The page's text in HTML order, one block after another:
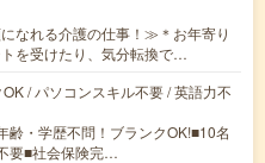
なれる介護の仕事！≫＊お年寄り
を受けたり、気分転換で…
/ パソコンスキル不要 / 英語力不
齢・学歴不問！ブランクOK!■10名
要■社会保険完…